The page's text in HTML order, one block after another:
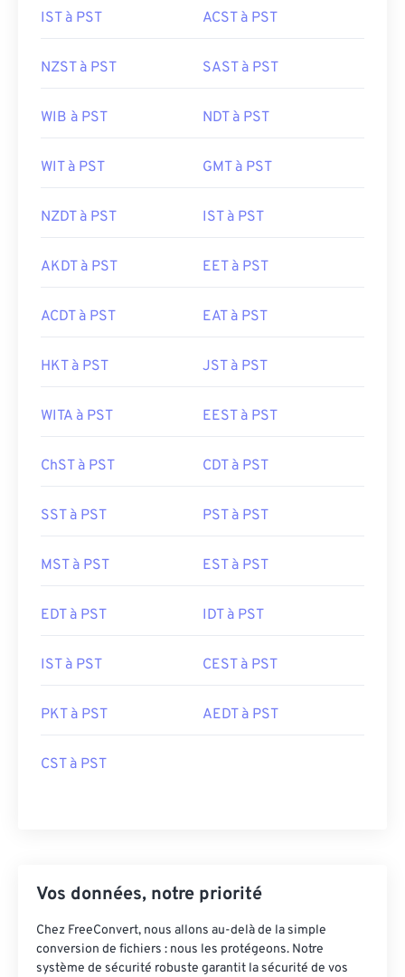
IST à PST ACST à PST
NZST à PST SAST à PST
WIB à PST NDT à PST
WIT à PST GMT à PST
NZDT à PST IST à PST
AKDT à PST EET à PST
ACDT à PST EAT à PST
HKT à PST JST à PST
WITA à PST EEST à PST
ChST à PST CDT à PST
SST à PST PST à PST
MST à PST EST à PST
EDT à PST IDT à PST
IST à PST CEST à PST
PKT à PST AEDT à PST
CST à PST
Vos données, notre priorité
Chez FreeConvert, nous allons au-delà de la simple
conversion de fichiers : nous les protégeons. Notre
système de sécurité robuste garantit la sécurité de vos